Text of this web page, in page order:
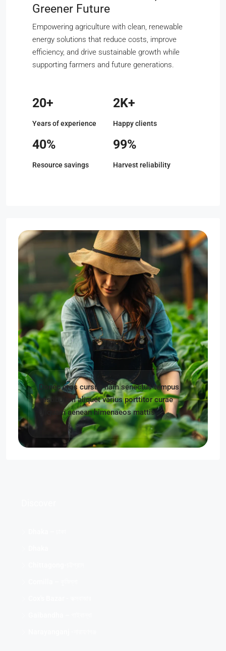
Greener Future
Empowering agriculture with clean, renewable
energy solutions that reduce costs, improve
efficiency, and drive sustainable growth while
supporting farmers and future generations.
20+
Years of experience
2K+
Happy clients
40%
Resource savings
99%
Harvest reliability
Donec eros cursus nam senectus tempus
vestibulum aliquet varius porttitor curae
aliquam aenean himenaeos mattis